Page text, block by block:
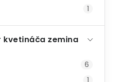
1
kvetináča zemina
6